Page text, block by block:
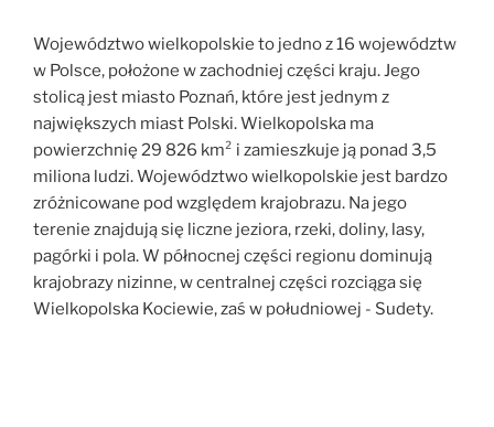
Województwo wielkopolskie to jedno z 16 województw
w Polsce, położone w zachodniej części kraju. Jego
stolicą jest miasto Poznań, które jest jednym z
największych miast Polski. Wielkopolska ma
powierzchnię 29 826 km² i zamieszkuje ją ponad 3,5
miliona ludzi. Województwo wielkopolskie jest bardzo
zróżnicowane pod względem krajobrazu. Na jego
terenie znajdują się liczne jeziora, rzeki, doliny, lasy,
pagórki i pola. W północnej części regionu dominują
krajobrazy nizinne, w centralnej części rozciąga się
Wielkopolska Kociewie, zaś w południowej - Sudety.